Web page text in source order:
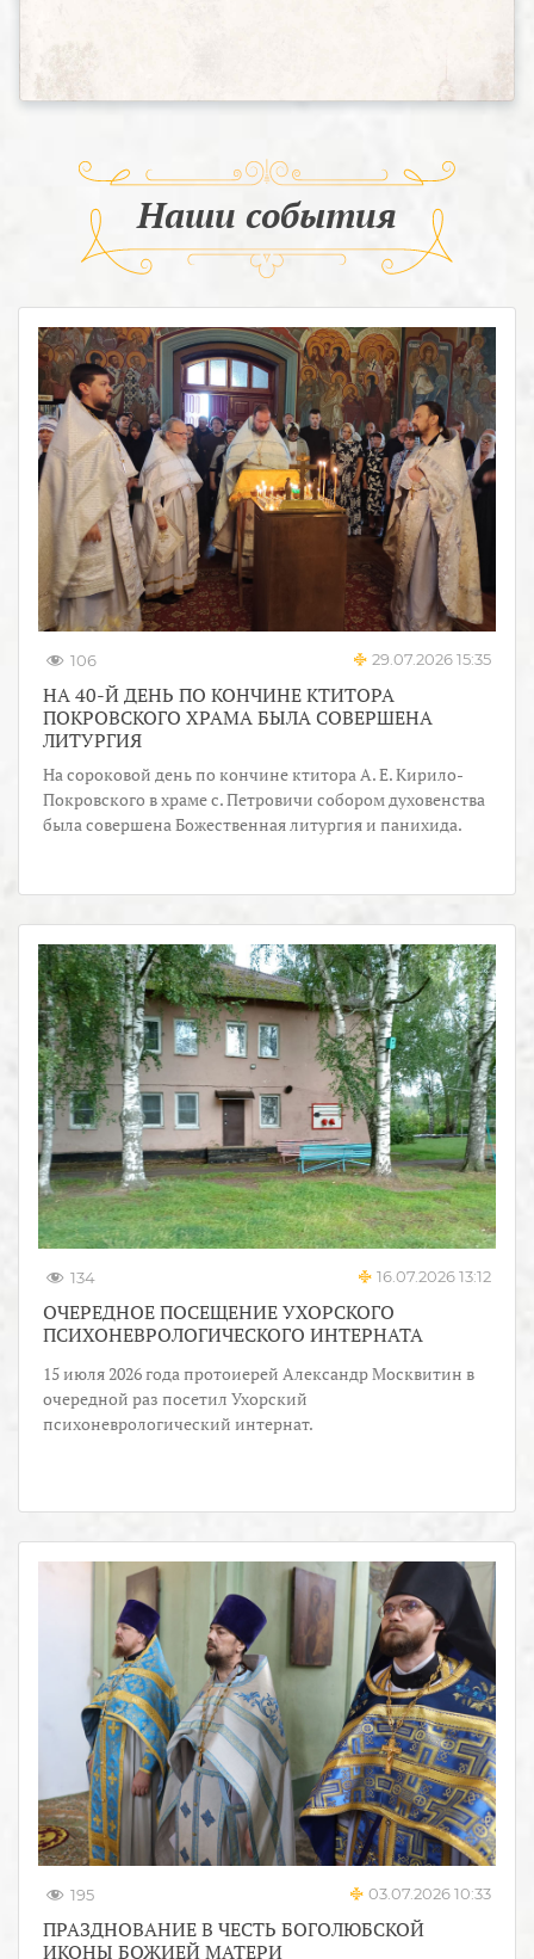
Наши события
106 29.07.2026 15:35
НА 40-Й ДЕНЬ ПО КОНЧИНЕ КТИТОРА
ПОКРОВСКОГО ХРАМА БЫЛА СОВЕРШЕНА
ЛИТУРГИЯ
На сороковой день по кончине ктитора А. Е. Кирило-
Покровского в храме с. Петровичи собором духовенства
была совершена Божественная литургия и панихида.
134 16.07.2026 13:12
ОЧЕРЕДНОЕ ПОСЕЩЕНИЕ УХОРСКОГО
ПСИХОНЕВРОЛОГИЧЕСКОГО ИНТЕРНАТА
15 июля 2026 года протоиерей Александр Москвитин в
очередной раз посетил Ухорский
психоневрологический интернат.
195 03.07.2026 10:33
ПРАЗДНОВАНИЕ В ЧЕСТЬ БОГОЛЮБСКОЙ
ИКОНЫ БОЖИЕЙ МАТЕРИ